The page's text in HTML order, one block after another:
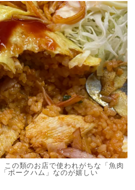
この類のお店で使われがちな「魚肉
ポークハム」なのが嬉しい